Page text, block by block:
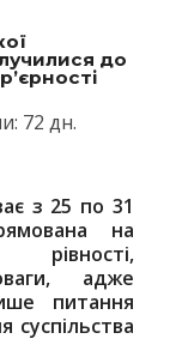
до
72 дн.
з 25 по 31
на
адже
питання
суспільства